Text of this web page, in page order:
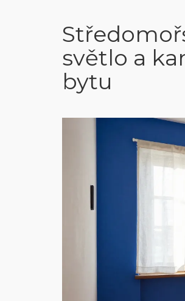
světlo a
bytu